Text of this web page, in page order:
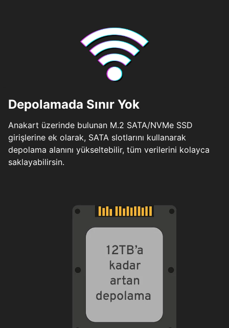
Depolamada Sınır Yok
Anakart üzerinde bulunan M.2 SATA/NVMe SSD
girişlerine ek olarak, SATA slotlarını kullanarak
depolama alanını yükseltebilir, tüm verilerini kolayca
saklayabilirsin.